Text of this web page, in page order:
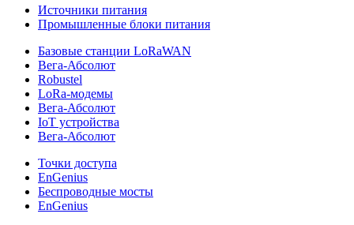
Источники питания
Промышленные блоки питания
Базовые станции LoRaWAN
Вега-Абсолют
Robustel
LoRa-модемы
Вега-Абсолют
IoT устройства
Вега-Абсолют
Точки доступа
EnGenius
Беспроводные мосты
EnGenius